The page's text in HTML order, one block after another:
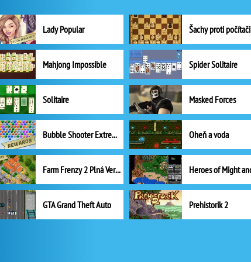
Lady Popular Šachy proti počítači
Mahjong Impossible Spider Solitaire
Solitaire Masked Forces
Bubble Shooter Extreme Oheň a voda
Farm Frenzy 2 Plná Verze
GTA Grand Theft Auto Prehistorik 2